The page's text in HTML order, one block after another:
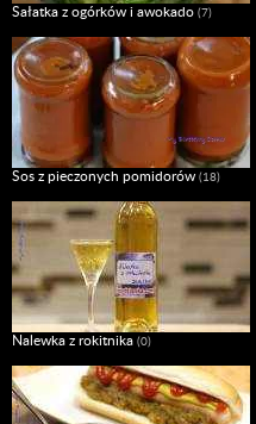
Sałatka z ogórków i awokado (7)
Sos z pieczonych pomidorów (18)
Nalewka z rokitnika (0)